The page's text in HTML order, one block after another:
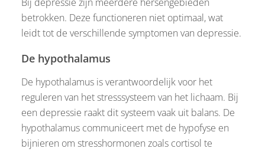
betrokken. Deze functioneren niet optimaal, wat
leidt tot de verschillende symptomen van depressie.
De hypothalamus
De hypothalamus is verantwoordelijk voor het
reguleren van het stresssysteem van het lichaam. Bij
een depressie raakt dit systeem vaak uit balans. De
hypothalamus communiceert met de hypofyse en
bijnieren om stresshormonen zoals cortisol te